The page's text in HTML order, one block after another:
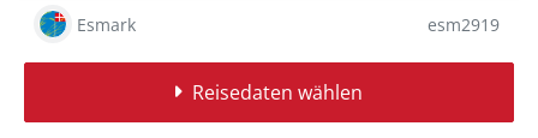
Esmark esm2919
Reisedaten wählen